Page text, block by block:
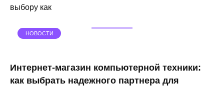
выбору как
НОВОСТИ
Интернет-магазин компьютерной техники:
как выбрать надежного партнера для